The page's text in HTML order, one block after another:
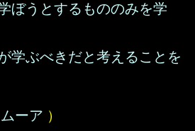
ぼうとするもののみを学
学ぶべきだと考えることを
ーア ）